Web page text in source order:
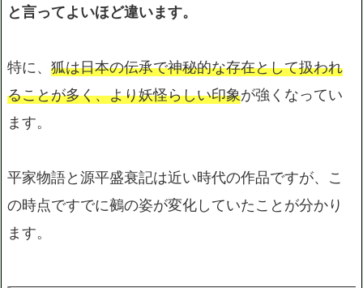
と言ってよいほど違います。
特に、 狐は日本の伝承で神秘的な存在として扱われ
ることが多く、より妖怪らしい印象が強くなってい
ます。
平家物語と源平盛衰記は近い時代の作品ですが、こ
の時点ですでに鵺の姿が変化していたことが分かり
ます。